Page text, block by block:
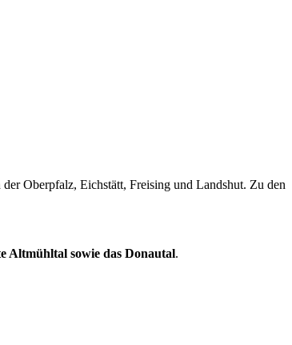
Oberpfalz, Eichstätt, Freising und Landshut. Zu den
Altmühltal sowie das Donautal.